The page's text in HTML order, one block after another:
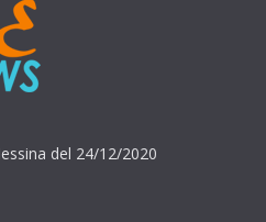
del 24/12/2020